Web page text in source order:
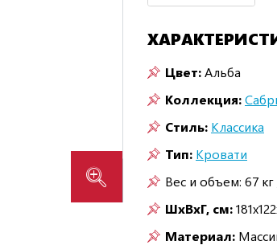
Цвет:Альба
Коллекция:
Стиль: Классика
Тип: Кровати
Вес и объем: 67
ШxВxГ, см:
Материал: